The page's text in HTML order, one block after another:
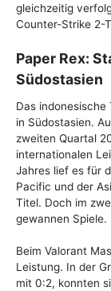
gleichzeitig
Counter-Strike 2-
Paper Rex:
Südostasien
Das indonesische
in Südostasien.
zweiten Quartal
internationalen
Jahres lief es für
Pacific und der
Titel. Doch im
gewannen Spiele.
Beim Valorant
Leistung. In der
mit 0:2, konnten